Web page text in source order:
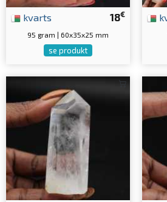
18€
kvarts
95 gram | 60x35x25 mm
se produkt